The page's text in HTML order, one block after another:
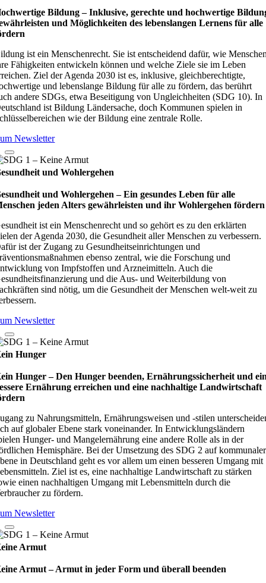
Bildung – Inklusive, gerechte und hochwertige
und Möglichkeiten des lebenslangen Lernens für alle
ist ein Menschenrecht. Sie ist entscheidend dafür, wie
Fähigkeiten entwickeln können und welche Ziele sie im Leben
Ziel der Agenda 2030 ist es, inklusive, gleichberechtigte,
und lebenslange Bildung für alle zu fördern, das berührt
andere SDGs, etwa Beseitigung von Ungleichheiten (SDG 10). In
ist Bildung Ländersache, doch Kommunen spielen in
wie der Bildung eine zentrale Rolle.
Newsletter
und Wohlergehen
und Wohlergehen – Ein gesundes Leben für alle
jeden Alters gewährleisten und ihr Wohlergehen fördern
ist ein Menschenrecht und so gehört es zu den erklärten
der Agenda 2030, die Gesundheit aller Menschen zu verbessern.
ist der Zugang zu Gesundheitseinrichtungen und
ebenso zentral, wie die Forschung und
von Impfstoffen und Arzneimitteln. Auch die
und die Aus- und Weiterbildung von
sind nötig, um die Gesundheit der Menschen welt-weit zu
Newsletter
Hunger
Hunger – Den Hunger beenden, Ernährungssicherheit und
Ernährung erreichen und eine nachhaltige Landwirtschaft
zu Nahrungsmitteln, Ernährungsweisen und -stilen
auf globaler Ebene stark voneinander. In Entwicklungsländern
Hunger- und Mangelernährung eine andere Rolle als in der
Hemisphäre. Bei der Umsetzung des SDG 2 auf kommunaler
in Deutschland geht es vor allem um einen besseren Umgang mit
Ziel ist es, eine nachhaltige Landwirtschaft zu stärken
einen nachhaltigen Umgang mit Lebensmitteln durch die
zu fördern.
Newsletter
Armut
Armut – Armut in jeder Form und überall beenden